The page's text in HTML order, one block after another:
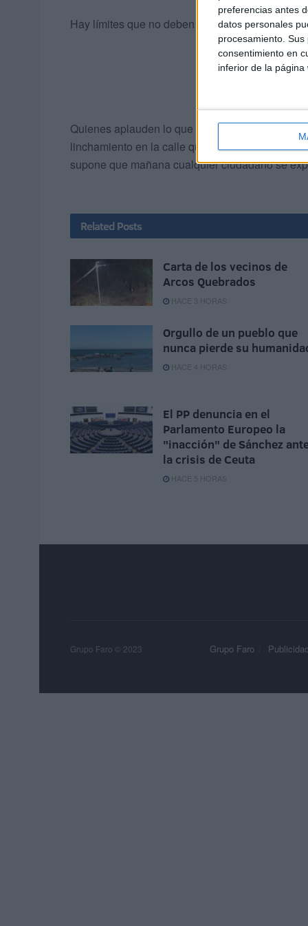
preferencias antes
datos personales
procesamiento.
consentimiento en
inferior de la página
Hay límites que no deben superarse. Este es
Quienes aplauden lo que ha ocurrido son tan
linchamiento en la calle que debe ser
supone que mañana cualquier ciudadano se
Related Posts
Carta de los vecinos de
Arcos Quebrados
HACE 3 HORAS
Orgullo de un pueblo que
nunca pierde su
HACE 4 HORAS
El PP denuncia en el
Parlamento Europeo la
"inacción" de Sánchez
la crisis de Ceuta
HACE 5 HORAS
Grupo Faro Publicidad
Grupo Faro © 2023